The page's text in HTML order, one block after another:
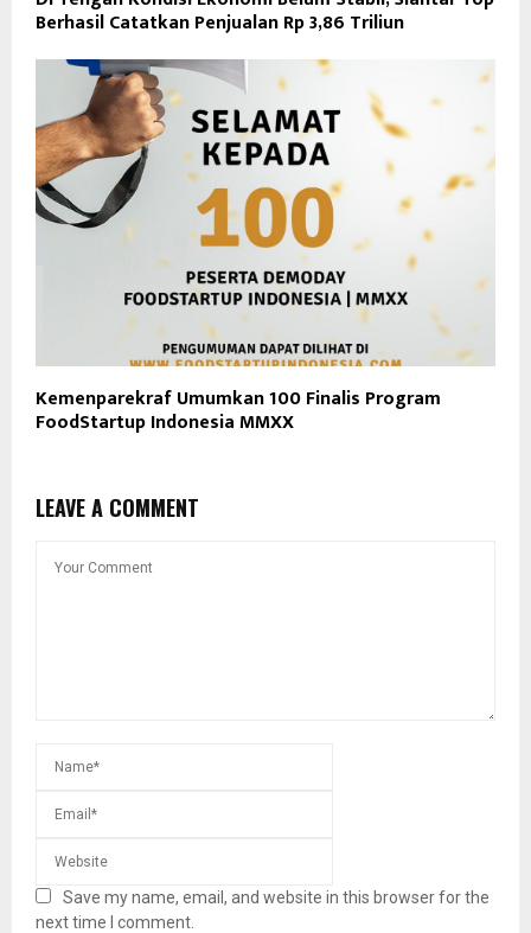
Berhasil Catatkan Penjualan Rp 3,86 Triliun
Kemenparekraf Umumkan 100 Finalis Program
FoodStartup Indonesia MMXX
LEAVE A COMMENT
Save my name, email, and website in this browser for the
next time I comment.